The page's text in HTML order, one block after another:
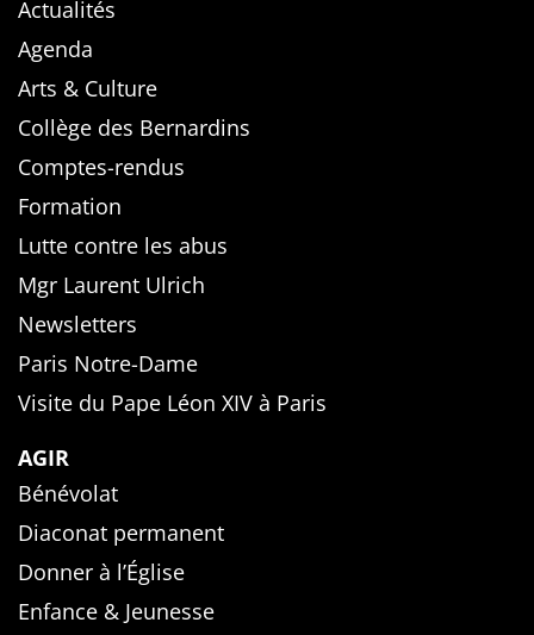
Actualités
Agenda
Arts & Culture
Collège des Bernardins
Comptes-rendus
Formation
Lutte contre les abus
Mgr Laurent Ulrich
Newsletters
Paris Notre-Dame
Visite du Pape Léon XIV à Paris
AGIR
Bénévolat
Diaconat permanent
Donner à l’Église
Enfance & Jeunesse